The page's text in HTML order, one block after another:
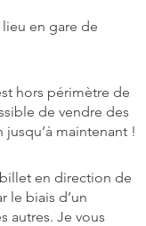
en gare de
hors périmètre de
de vendre des
maintenant !
en direction de
le biais d’un
autres. Je vous